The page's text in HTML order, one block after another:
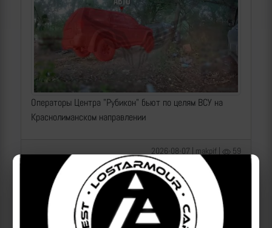
Операторы Центра "Рубикон" бьют по целям ВСУ на
Краснолиманском направлении
2026-08-07 | makpif | 59